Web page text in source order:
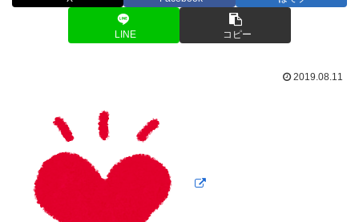
LINE コピー
2019.08.11